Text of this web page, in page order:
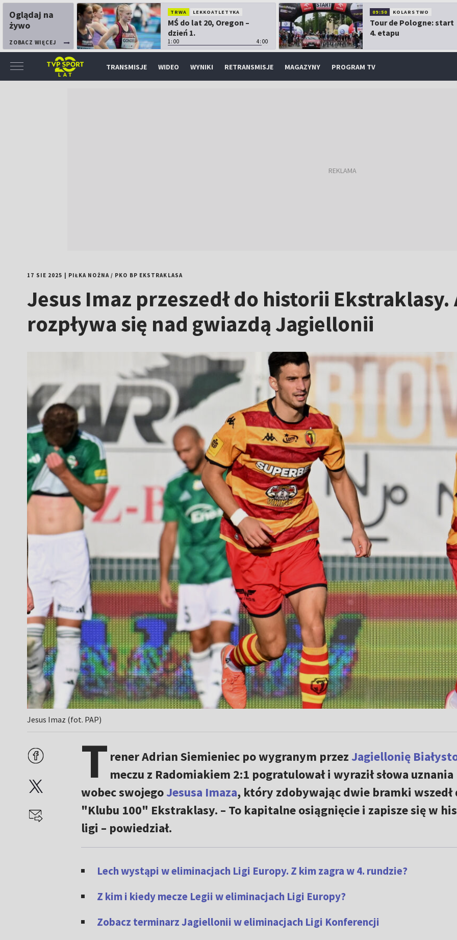
Oglądaj na
żywo
ZOBACZ WIĘCEJ
TRWA LEKKOATLETYKA
MŚ do lat 20, Oregon –
dzień 1.
1:00 4:00
09:50 KOLARSTWO
Tour de Pologne: start
4. etapu
TRANSMISJE WIDEO WYNIKI RETRANSMISJE MAGAZYNY PROGRAM TV
17 SIE 2025 PIŁKA NOŻNA/ PKO BP EKSTRAKLASA
Jesus Imaz przeszedł do historii
rozpływa się nad gwiazdą Jagiellonii
Jesus Imaz (fot. PAP)
T rener Adrian Siemieniec po wygranym przezJagiellonię
meczu z Radomiakiem 2:1 pogratulował i wyraził słowa uznania
wobec swojegoJesusa Imaza, który zdobywając dwie bramki wszedł
"Klubu 100" Ekstraklasy. – To kapitalne osiągnięcie i zapisze się w
ligi – powiedział.
Lech wystąpi w eliminacjach Ligi Europy. Z kim zagra w 4. rundzie?
Z kim i kiedy mecze Legii w eliminacjach Ligi Europy?
Zobacz terminarz Jagiellonii w eliminacjach Ligi Konferencji